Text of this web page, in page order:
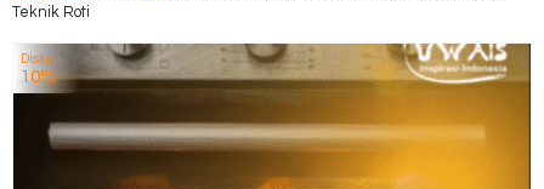
Teknik Roti
Diskon
10%